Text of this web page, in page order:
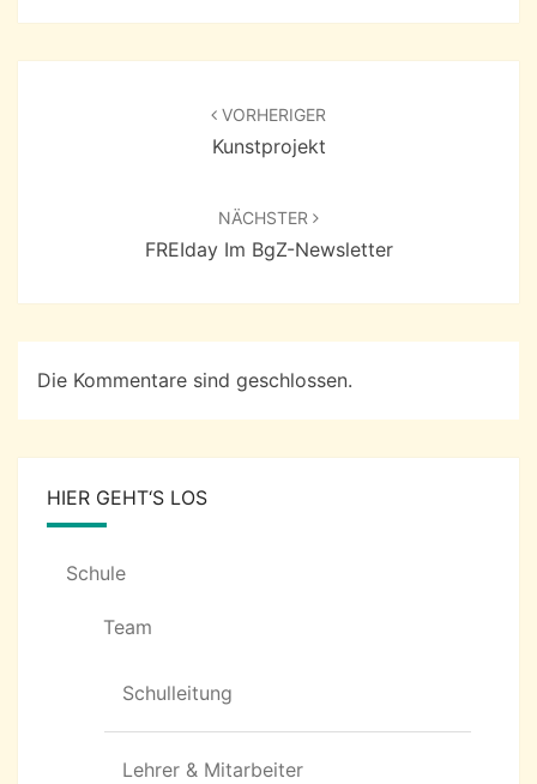
VORHERIGER
Kunstprojekt
NÄCHSTER
FREIday Im BgZ-Newsletter
Die Kommentare sind geschlossen.
HIER GEHT‘S LOS
Schule
Team
Schulleitung
Lehrer & Mitarbeiter